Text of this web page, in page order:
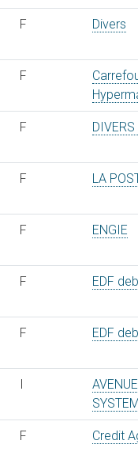
F Divers
F
F
F LA
F ENGIE
F EDF
F EDF
I
F Credit